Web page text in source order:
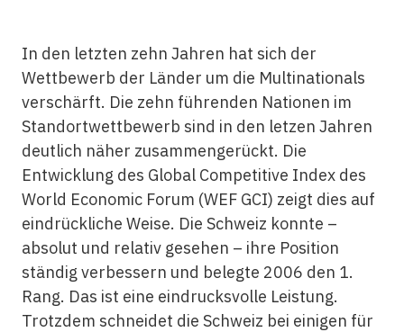
In den letzten zehn Jahren hat sich der
Wettbewerb der Länder um die Multinationals
verschärft. Die zehn führenden Nationen im
Standortwettbewerb sind in den letzen Jahren
deutlich näher zusammengerückt. Die
Entwicklung des Global Competitive Index des
World Economic Forum (WEF GCI) zeigt dies auf
eindrückliche Weise. Die Schweiz konnte –
absolut und relativ gesehen – ihre Position
ständig verbessern und belegte 2006 den 1.
Rang. Das ist eine eindrucksvolle Leistung.
Trotzdem schneidet die Schweiz bei einigen für